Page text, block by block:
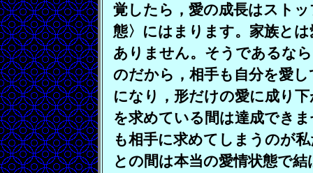
覚したら，愛の成長はスト
態〉にはまります。家族と
ありません。そうであるな
のだから，相手も自分を愛
になり，形だけの愛に成り
を求めている間は達成でき
も相手に求めてしまうのが
との間は本当の愛情状態で